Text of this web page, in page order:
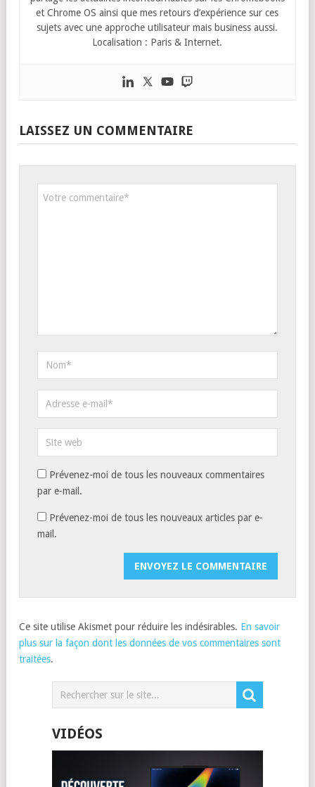
et Chrome OS ainsi que mes retours d’expérience sur ces
sujets avec une approche utilisateur mais business aussi.
Localisation : Paris & Internet.
LAISSEZ UN COMMENTAIRE
Prévenez-moi de tous les nouveaux commentaires
par e-mail.
Prévenez-moi de tous les nouveaux articles par e-
mail.
Ce site utilise Akismet pour réduire les indésirables. En savoir
plus sur la façon dont les données de vos commentaires sont
traitées.
VIDÉOS